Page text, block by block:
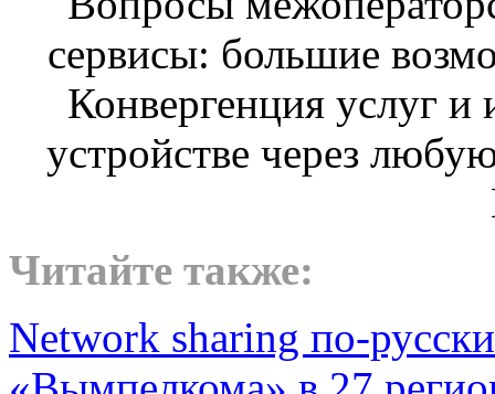
Читайте также:
Network sharing по-